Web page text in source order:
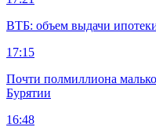
ВТБ: объем выдачи
17:15
Почти полмиллиона
Бурятии
16:48